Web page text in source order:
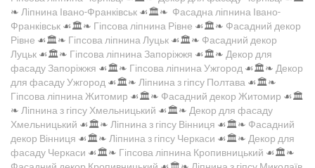
❧ Ліпнина Івано-Франківськ ☙🏛️❧ Фасадна ліпнина Івано-
Франківськ ☙🏛️❧ Гіпсова ліпнина Рівне ☙🏛️❧ Фасадний декор
Рівне ☙🏛️❧ Гіпсова ліпнина Луцьк ☙🏛️❧ Фасадний декор
Луцьк ☙🏛️❧ Гіпсова ліпнина Запоріжжя ☙🏛️❧ Декор для
фасаду Запоріжжя ☙🏛️❧ Гіпсова ліпнина Ужгород ☙🏛️❧ Декор
для фасаду Ужгород ☙🏛️❧ Ліпнина з гіпсу Полтава ☙🏛️❧
Гіпсова ліпнина Житомир ☙🏛️❧ Фасадний декор Житомир ☙🏛️
❧ Ліпнина з гіпсу Хмельницький ☙🏛️❧ Декор для фасаду
Хмельницький ☙🏛️❧ Ліпнина з гіпсу Вінниця ☙🏛️❧ Фасадний
декор Вінниця ☙🏛️❧ Ліпнина з гіпсу Черкаси ☙🏛️❧ Декор для
фасаду Черкаси ☙🏛️❧ Гіпсова ліпнина Кропивницький ☙🏛️❧